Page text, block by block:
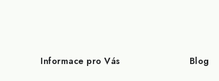
Informace pro Vás Blog